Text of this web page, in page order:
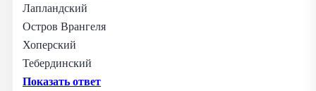
Лапландский
Остров Врангеля
Хоперский
Тебердинский
Показать ответ